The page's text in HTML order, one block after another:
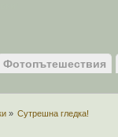
Фотопътешествия
» Сутрешна гледка!